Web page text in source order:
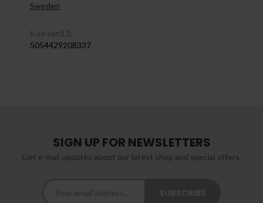
Sweden
Kod ean13:
5054429208337
SIGN UP FOR NEWSLETTERS
Get e-mail updates about our latest shop and special offers.